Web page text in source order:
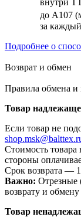
до А107
за
Подробнее о
Возврат и обмен
Правила обмена и
Товар
Если товар не
Стоимость товара
стороны
Срок возврата —
Важно: Отрезные
возврату и
Товар